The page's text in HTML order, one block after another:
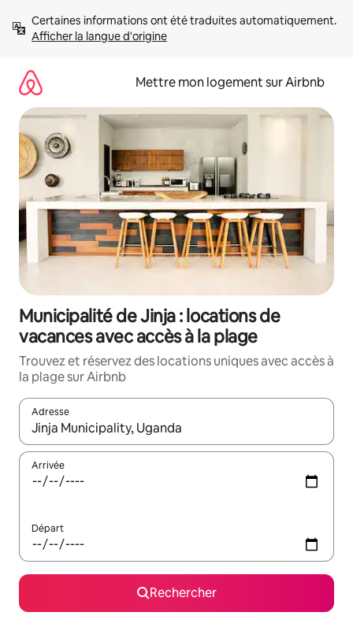
directement
Afficher la langue d'origine
Mettre mon logement sur Airbnb
Municipalité de Jinja : locations de
vacances avec accès à la plage
Trouvez et réservez des locations uniques avec accès à
la plage sur Airbnb
Adresse
Lorsque les résultats s'affichent, utilisez les flèches vers le
Arrivée
Départ
Rechercher